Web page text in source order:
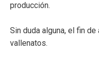
producción.
Sin duda alguna, el fin
vallenatos.